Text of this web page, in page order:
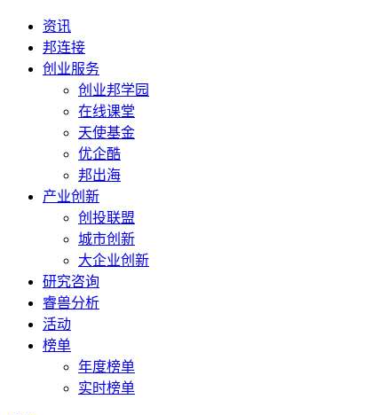
资讯
邦连接
创业服务
创业邦学园
在线课堂
天使基金
优企酷
邦出海
产业创新
创投联盟
城市创新
大企业创新
研究咨询
睿兽分析
活动
榜单
年度榜单
实时榜单